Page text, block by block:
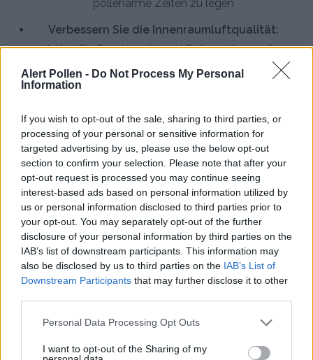
Alert Pollen - Do Not Process My Personal
Information
If you wish to opt-out of the sale, sharing to third parties, or
processing of your personal or sensitive information for
targeted advertising by us, please use the below opt-out
section to confirm your selection. Please note that after your
opt-out request is processed you may continue seeing
interest-based ads based on personal information utilized by
us or personal information disclosed to third parties prior to
your opt-out. You may separately opt-out of the further
disclosure of your personal information by third parties on the
IAB’s list of downstream participants. This information may
also be disclosed by us to third parties on the IAB’s List of
Downstream Participants that may further disclose it to other
Personal Data Processing Opt Outs
I want to opt-out of the Sharing of my
pollenarme Zeiten zu legen
Verbessern Sie die Innenraumluftqualität:
Halten Sie Fenster während Pollenspitzenzeiten
geschlossen und duschen Sie vor dem
Schlafengehen, um Pollen aus Haaren und Haut zu
HEPA-Luftreiniger einsetzen:Hocheffiziente
Partikelfilter entfernen bis zu 99,97% der
Pollenpartikel aus der Raumluft
Kleidung und persönliche Hygiene:Wechseln Sie
Kleidung nach Aufenthalten im Freien und waschen
Sie diese regelmäßig, um Pollenablagerungen zu
minimieren
Konsultieren Sie einen Allergologen: Bei
anhaltenden oder schweren Symptomen kann eine
professionelle Diagnose und Behandlung mit
Antihistaminika oder Immuntherapie notwendig